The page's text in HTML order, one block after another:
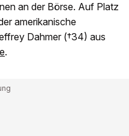
an der Börse. Auf Platz
amerikanische
Dahmer (†34) aus
.